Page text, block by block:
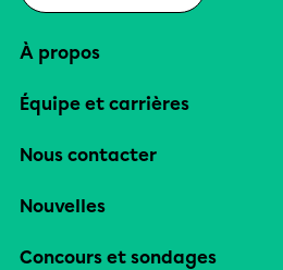
À propos
Équipe et carrières
Nous contacter
Nouvelles
Concours et sondages